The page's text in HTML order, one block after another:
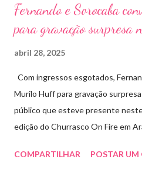
Fernando e Sorocaba
para gravação surpresa
abril 28, 2025
Com ingressos esgotados,
Murilo Huff para gravação
público que esteve presente
edição do Churrasco On Fire em
Huff subiu ao palco de surpresa
COMPARTILHAR POSTAR